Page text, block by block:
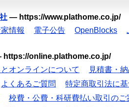
— https://www.plathome.co.jp/
情報 電子公告 OpenBlocks
https://online.plathome.co.jp/
オンラインについて
見積書・
よくあるご質問
特定商取引法に
校費・公費・科研費払い取引のご